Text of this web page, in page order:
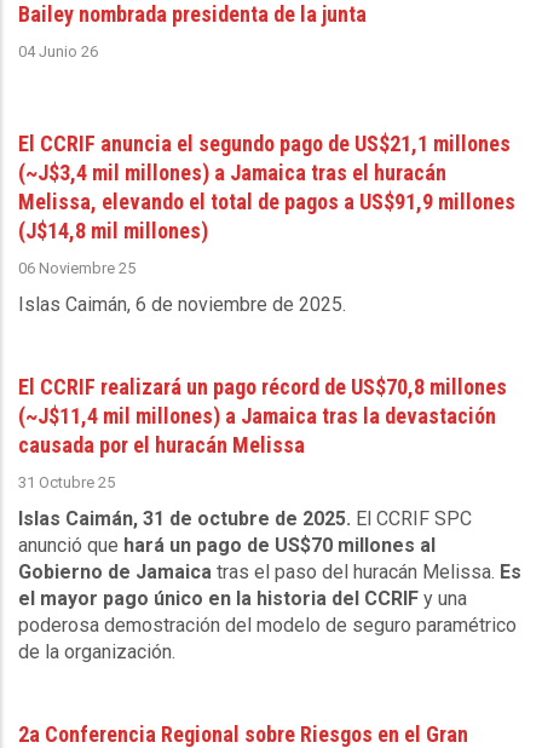
Bailey nombrada presidenta de la junta
04 Junio 26
El CCRIF anuncia el segundo pago de US$21,1 millones
(~J$3,4 mil millones) a Jamaica tras el huracán
Melissa, elevando el total de pagos a US$91,9 millones
(J$14,8 mil millones)
06 Noviembre 25
Islas Caimán, 6 de noviembre de 2025.
El CCRIF realizará un pago récord de US$70,8 millones
(~J$11,4 mil millones) a Jamaica tras la devastación
causada por el huracán Melissa
31 Octubre 25
Islas Caimán, 31 de octubre de 2025. El CCRIF SPC
anunció que hará un pago de US$70 millones al
Gobierno de Jamaica tras el paso del huracán Melissa. Es
el mayor pago único en la historia del CCRIF y una
poderosa demostración del modelo de seguro paramétrico
de la organización.
2a Conferencia Regional sobre Riesgos en el Gran